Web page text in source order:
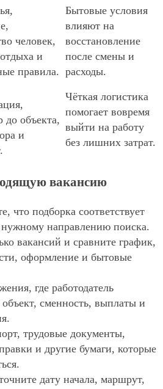
человек,
и
правила.
Бытовые условия
влияют на
восстановление
после смены и
расходы.
до объекта,
и
Чёткая логистика
помогает вовремя
выйти на работу
без лишних затрат.
вакансию
что подборка соответствует
направлению поиска.
вакансий и сравните график,
оформление и бытовые
где работодатель
сменность, выплаты и
трудовые документы,
и другие бумаги, которые
дату начала, маршрут,